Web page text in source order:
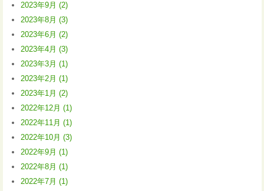
2023年9月 (2)
2023年8月 (3)
2023年6月 (2)
2023年4月 (3)
2023年3月 (1)
2023年2月 (1)
2023年1月 (2)
2022年12月 (1)
2022年11月 (1)
2022年10月 (3)
2022年9月 (1)
2022年8月 (1)
2022年7月 (1)